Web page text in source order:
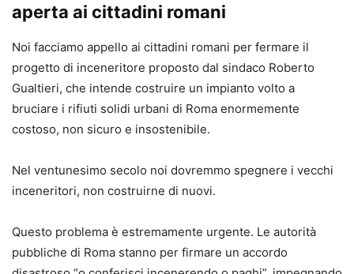
aperta ai cittadini romani
Noi facciamo appello ai cittadini romani per fermare il
progetto di inceneritore proposto dal sindaco Roberto
Gualtieri, che intende costruire un impianto volto a
bruciare i rifiuti solidi urbani di Roma enormemente
costoso, non sicuro e insostenibile.
Nel ventunesimo secolo noi dovremmo spegnere i vecchi
inceneritori, non costruirne di nuovi.
Questo problema è estremamente urgente. Le autorità
pubbliche di Roma stanno per firmare un accordo